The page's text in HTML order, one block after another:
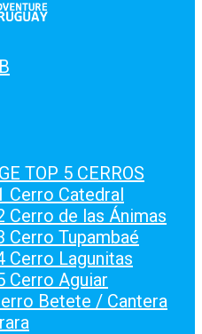
TOP 5 CERROS
Cerro Catedral
Cerro de las Ánimas
Cerro Tupambaé
Cerro Lagunitas
Cerro Aguiar
Betete / Cantera